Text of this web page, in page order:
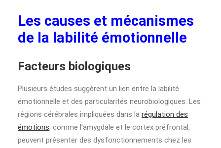
Les causes et mécanismes
de la labilité émotionnelle
Facteurs biologiques
Plusieurs études suggèrent un lien entre la labilité
émotionnelle et des particularités neurobiologiques. Les
régions cérébrales impliquées dans la régulation des
émotions, comme l’amygdale et le cortex préfrontal,
peuvent présenter des dysfonctionnements chez les